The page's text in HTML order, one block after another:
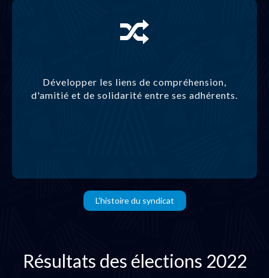
Développer les liens de compréhension,
d'amitié et de solidarité entre ses adhérents.
L'histoire du syndicat
Résultats des élections 2022